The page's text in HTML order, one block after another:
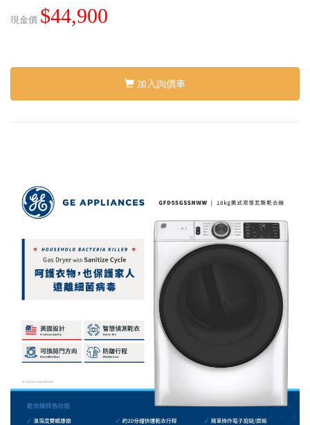
現金價 $44,900
加入詢價車